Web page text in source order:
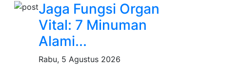
Jaga Fungsi Organ
Vital: 7 Minuman
Alami...
Rabu, 5 Agustus 2026